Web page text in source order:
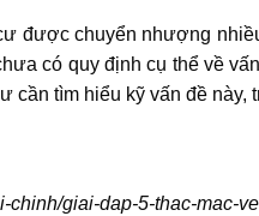
được chuyển nhượng
có quy định cụ thể về
tìm hiểu kỹ vấn đề
chinh/giai-dap-5-thac-mac-